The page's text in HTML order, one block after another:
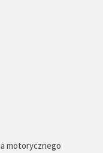
motorycznego